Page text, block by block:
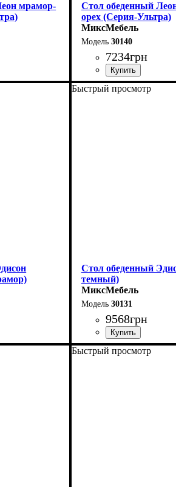
мрамор-
Стол обеденный
орех (Серия-Ультра)
МиксМебель
30140
7234грн
Быстрый просмотр
Стол обеденный
темный)
МиксМебель
30131
9568грн
Быстрый просмотр